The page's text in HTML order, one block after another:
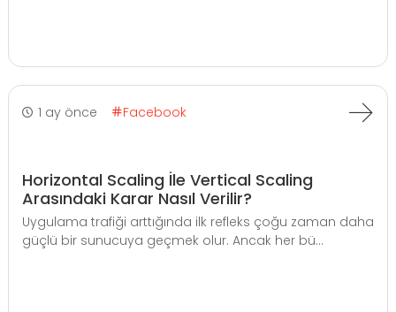
1 ay önce Facebook
Horizontal Scaling İle Vertical Scaling
Arasındaki Karar Nasıl Verilir?
Uygulama trafiği arttığında ilk refleks çoğu zaman daha
güçlü bir sunucuya geçmek olur. Ancak her bü...